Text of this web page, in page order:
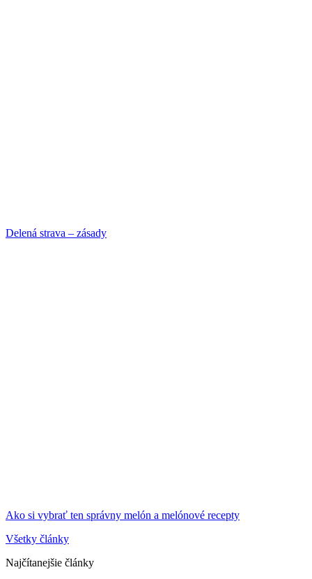
Delená strava – zásady
Ako si vybrať ten správny melón a melónové recepty
Všetky články
Najčítanejšie články